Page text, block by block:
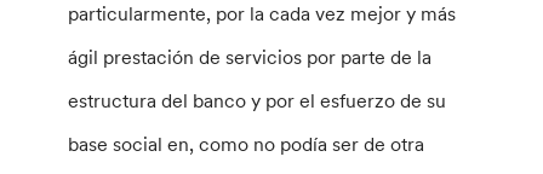
particularmente, por la cada vez mejor y más
ágil prestación de servicios por parte de la
estructura del banco y por el esfuerzo de su
base social en, como no podía ser de otra